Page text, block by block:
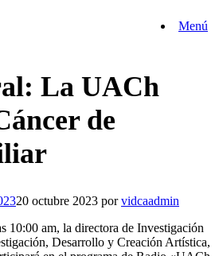
Menú
La UACh
de
20 octubre 2023 porvidcaadmin
10:00 am, la directora de Investigación
Desarrollo y Creación Artística,